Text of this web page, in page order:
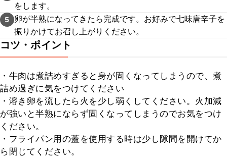
をします。
5
卵が半熟になってきたら完成です。お好みで七味唐辛子を
振りかけてお召し上がりください。
コツ・ポイント
・牛肉は煮詰めすぎると身が固くなってしまうので、煮
詰め過ぎに気をつけてください
・溶き卵を流したら火を少し弱くしてください。火加減
が強いと半熟にならず固くなってしまうのでお気をつけ
ください。
・フライパン用の蓋を使用する時は少し隙間を開けてか
ら閉じてください。